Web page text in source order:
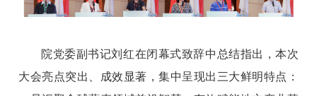
院党委副书记刘红在闭幕式致辞中总结指出，本次
大会亮点突出、成效显著，集中呈现出三大鲜明特点：